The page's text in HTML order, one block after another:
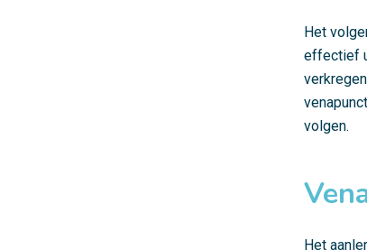
Het
effectief
volgen.
Het